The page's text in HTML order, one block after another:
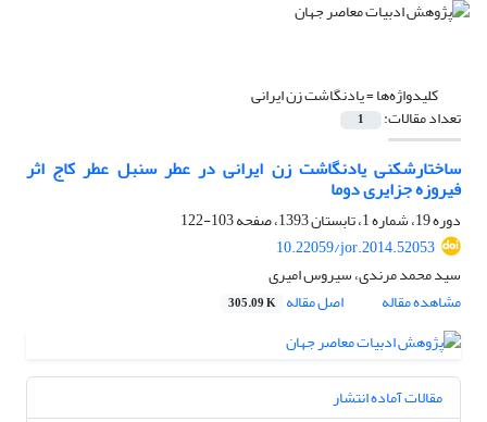
کلیدواژه‌ها =یادنگاشت زن ایرانی
تعداد مقالات: 1
ساختارشکنی یادنگاشت زن ایرانی در عطر سنبل عطر کاج اثر
فیروزه جزایری دوما
دوره 19، شماره 1، تابستان 1393، صفحه
103-122
10.22059/jor.2014.52053
سید محمد مرندی، سیروس امیری
مشاهده مقاله
اصل مقاله 305.09 K
مقالات آماده انتشار